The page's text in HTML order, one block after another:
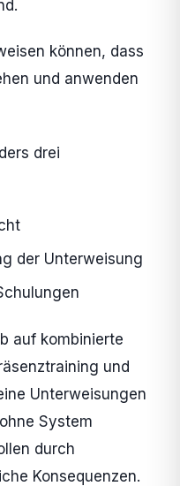
können, dass
und anwenden
drei
der Unterweisung
auf kombinierte
und
Unterweisungen
System
durch
Konsequenzen.